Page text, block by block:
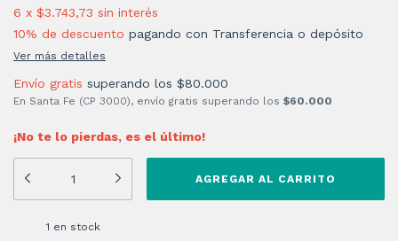
6 x $3.743,73 sin interés
10% de descuento pagando con Transferencia o depósito
Ver más detalles
Envío gratis superando los $80.000
En Santa Fe (CP 3000), envío gratis superando los $60.000
¡No te lo pierdas, es el último!
1 en stock